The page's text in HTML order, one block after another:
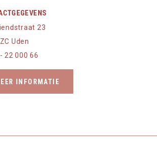
23
Uden
22 000 66
INFORMATIE